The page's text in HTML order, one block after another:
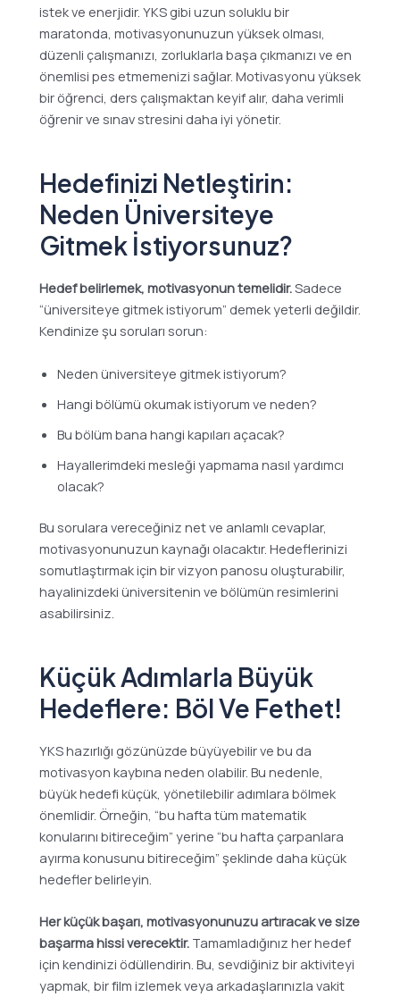
istek ve enerjidir. YKS gibi uzun soluklu bir
maratonda, motivasyonunuzun yüksek olması,
düzenli çalışmanızı, zorluklarla başa çıkmanızı ve en
önemlisi pes etmemenizi sağlar. Motivasyonu yüksek
bir öğrenci, ders çalışmaktan keyif alır, daha verimli
öğrenir ve sınav stresini daha iyi yönetir.
Hedefinizi Netleştirin:
Neden Üniversiteye
Gitmek İstiyorsunuz?
Hedef belirlemek, motivasyonun temelidir.Sadece
“üniversiteye gitmek istiyorum” demek yeterli değildir.
Kendinize şu soruları sorun:
Neden üniversiteye gitmek istiyorum?
Hangi bölümü okumak istiyorum ve neden?
Bu bölüm bana hangi kapıları açacak?
Hayallerimdeki mesleği yapmama nasıl yardımcı
olacak?
Bu sorulara vereceğiniz net ve anlamlı cevaplar,
motivasyonunuzun kaynağı olacaktır. Hedeflerinizi
somutlaştırmak için bir vizyon panosu oluşturabilir,
hayalinizdeki üniversitenin ve bölümün resimlerini
asabilirsiniz.
Küçük Adımlarla Büyük
Hedeflere: Böl Ve Fethet!
YKS hazırlığı gözünüzde büyüyebilir ve bu da
motivasyon kaybına neden olabilir. Bu nedenle,
büyük hedefi küçük, yönetilebilir adımlara bölmek
önemlidir. Örneğin, “bu hafta tüm matematik
konularını bitireceğim” yerine “bu hafta çarpanlara
ayırma konusunu bitireceğim” şeklinde daha küçük
hedefler belirleyin.
Her küçük başarı, motivasyonunuzu artıracak ve size
başarma hissi verecektir. Tamamladığınız her hedef
için kendinizi ödüllendirin. Bu, sevdiğiniz bir aktiviteyi
yapmak, bir film izlemek veya arkadaşlarınızla vakit